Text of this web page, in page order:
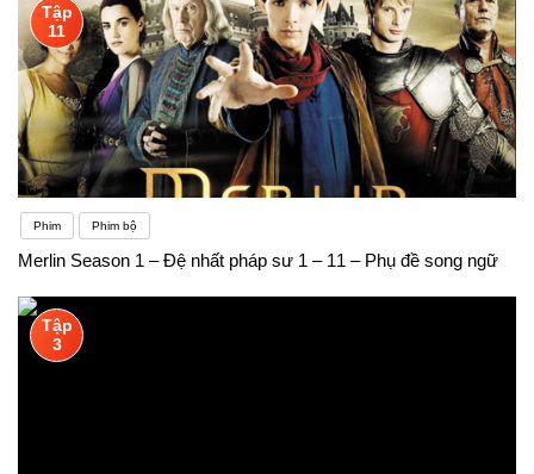
Tập
11
Phim Phim bộ
Merlin Season 1 – Đệ nhất pháp sư 1 – 11 – Phụ đề song ngữ
Tập
3